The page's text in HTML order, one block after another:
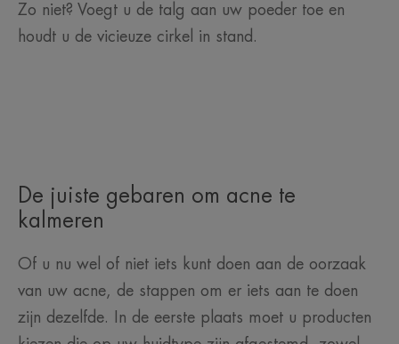
Zo niet? Voegt u de talg aan uw poeder toe en
houdt u de vicieuze cirkel in stand.
De juiste gebaren om acne te
kalmeren
Of u nu wel of niet iets kunt doen aan de oorzaak
van uw acne, de stappen om er iets aan te doen
zijn dezelfde. In de eerste plaats moet u producten